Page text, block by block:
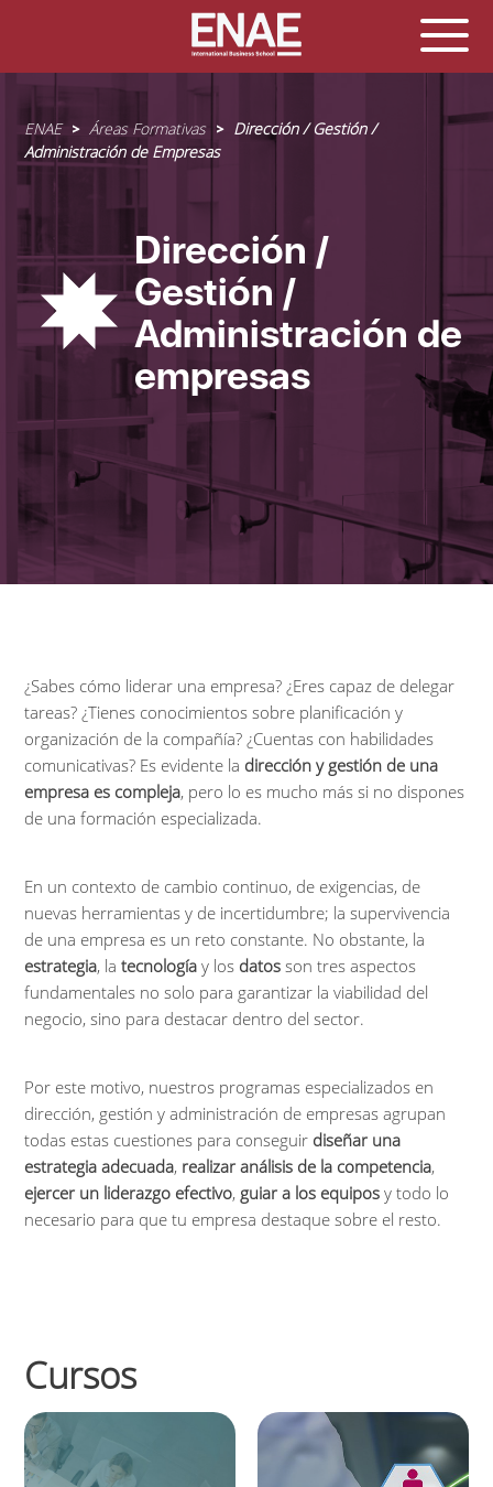
Sobrescribir
enlaces
a
navegación
ENAE Áreas Formativas
Dirección / Gestión /
Administración de Empresas
Dirección /
Gestión /
Administración de
empresas
¿Sabes cómo liderar una empresa? ¿Eres capaz de delegar
tareas? ¿Tienes conocimientos sobre planificación y
organización de la compañía? ¿Cuentas con habilidades
comunicativas? Es evidente la dirección y gestión de una
empresa es compleja, pero lo es mucho más si no dispones
de una formación especializada.
En un contexto de cambio continuo, de exigencias, de
nuevas herramientas y de incertidumbre; la supervivencia
de una empresa es un reto constante. No obstante, la
estrategia, latecnología y los datos son tres aspectos
fundamentales no solo para garantizar la viabilidad del
negocio, sino para destacar dentro del sector.
Por este motivo, nuestros programas especializados en
dirección, gestión y administración de empresas agrupan
todas estas cuestiones para conseguir diseñar una
estrategia adecuada, realizar análisis de la competencia,
ejercer un liderazgo efectivo, guiar a los equipos y todo lo
necesario para que tu empresa destaque sobre el resto.
Cursos